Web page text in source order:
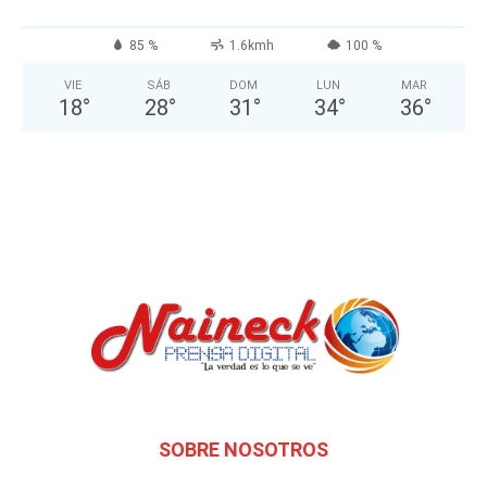
85 % 1.6kmh 100 %
VIE
18°
SÁB
28°
DOM
31 °
LUN
34°
MAR
36°
SOBRE NOSOTROS